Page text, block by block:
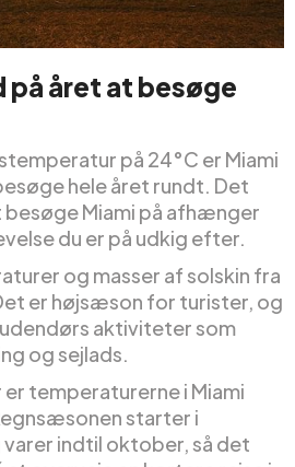
på året at besøge
på 24°C er Miami
hele året rundt. Det
Miami på afhænger
du er på udkig efter.
og masser af solskin fra
er højsæson for turister, og
aktiviteter som
og sejlads.
er temperaturerne i Miami
starter i
varer indtil oktober, så det